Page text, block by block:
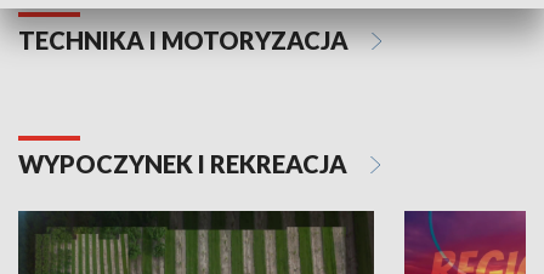
TECHNIKA I MOTORYZACJA
WYPOCZYNEK I REKREACJA